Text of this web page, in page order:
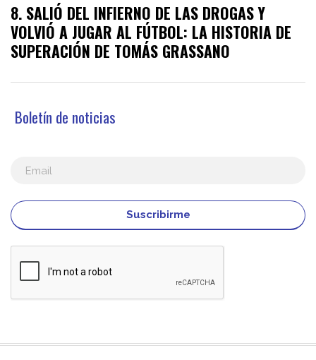
SALIÓ DEL INFIERNO DE LAS DROGAS Y
VOLVIÓ A JUGAR AL FÚTBOL: LA HISTORIA DE
SUPERACIÓN DE TOMÁS GRASSANO
Boletín de noticias
Suscribirme